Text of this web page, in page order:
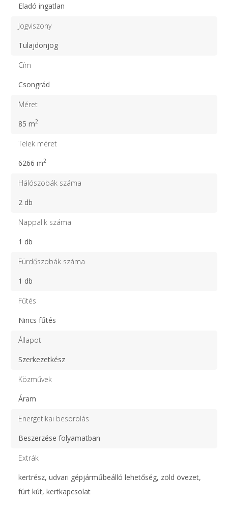
Eladó ingatlan
Jogviszony
Tulajdonjog
Cím
Csongrád
Méret
85 m2
Telek méret
6266 m2
Hálószobák száma
2 db
Nappalik száma
1 db
Fürdőszobák száma
1 db
Fűtés
Nincs fűtés
Állapot
Szerkezetkész
Közművek
Áram
Energetikai besorolás
Beszerzése folyamatban
Extrák
kertrész, udvari gépjárműbeálló lehetőség, zöld övezet,
fúrt kút, kertkapcsolat